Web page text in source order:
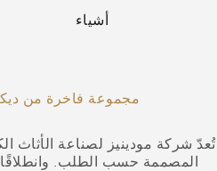
أشياء
مجموعة فاخرة من
تُعدّ شركة مودينيز لصناعة الأثاث
المصممة حسب الطلب. وانطلاقًا